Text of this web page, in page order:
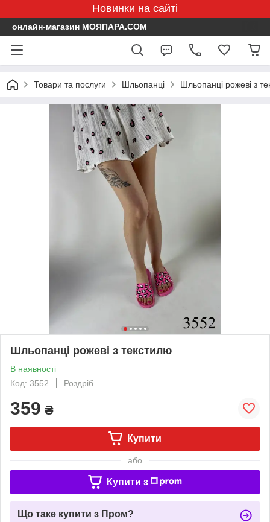
Новинки на сайті
онлайн-магазин МОЯПАРА.COM
Товари та послуги Шльопанці Шльопанці рожеві з
Шльопанці рожеві з текстилю
В наявності
Код: 3552
Роздріб
359 ₴
Купити
або
Купити з
Що таке купити з Пром?